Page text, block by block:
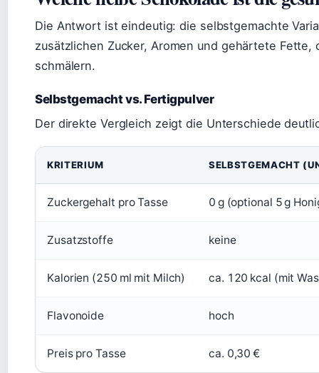
Die Antwort ist eindeutig: die selbstgemachte
zusätzlichen Zucker, Aromen und gehärtete
schmälern.
Selbstgemacht vs. Fertigpulver
Der direkte Vergleich zeigt die Unterschiede
KRITERIUM SELBSTGEMACHT
Zuckergehalt pro Tasse 0 g (optional 5 g
Zusatzstoffe keine
Kalorien (250 ml mit Milch) ca. 120 kcal (mit
Flavonoide hoch
Preis pro Tasse ca. 0,30 €